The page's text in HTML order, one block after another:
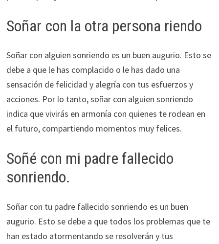
Soñar con la otra persona riendo
Soñar con alguien sonriendo es un buen augurio. Esto se
debe a que le has complacido o le has dado una
sensación de felicidad y alegría con tus esfuerzos y
acciones. Por lo tanto, soñar con alguien sonriendo
indica que vivirás en armonía con quienes te rodean en
el futuro, compartiendo momentos muy felices.
Soñé con mi padre fallecido
sonriendo.
Soñar con tu padre fallecido sonriendo es un buen
augurio. Esto se debe a que todos los problemas que te
han estado atormentando se resolverán y tus